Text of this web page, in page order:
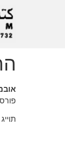
פורסם
תוייג